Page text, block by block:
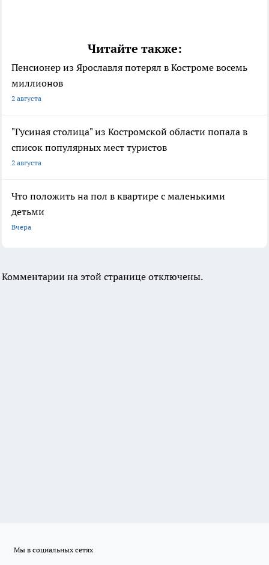
Читайте также:
Пенсионер из Ярославля потерял в Костроме восемь
миллионов
2 августа
"Гусиная столица" из Костромской области попала в
список популярных мест туристов
2 августа
Что положить на пол в квартире с маленькими
детьми
Вчера
Комментарии на этой странице отключены.
Мы в социальных сетях